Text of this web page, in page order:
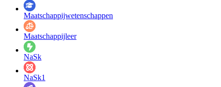
Maatschappij­wetenschappen
Maatschappijleer
NaSk
NaSk1